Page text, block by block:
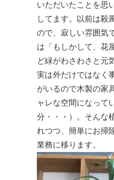
いただいたことを思
してます。以前は殺
ので、寂しい雰囲気
は「もしかして、花
ど緑がわさわさと元
実は外だけではなく
がいるので木製の家
ャレな空間になって
分・・・）。そんな
れつつ、簡単にお掃
業務に移ります。